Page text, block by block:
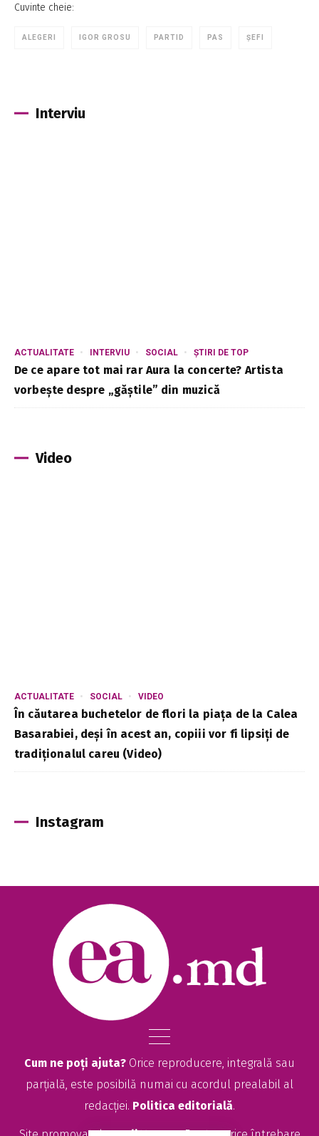
Cuvinte cheie:
ALEGERI IGOR GROSU PARTID PAS ȘEFI
Interviu
ACTUALITATE INTERVIU SOCIAL ȘTIRI DE TOP
De ce apare tot mai rar Aura la concerte? Artista
vorbește despre „găștile” din muzică
Video
ACTUALITATE SOCIAL VIDEO
În căutarea buchetelor de flori la piața de la Calea
Basarabiei, deși în acest an, copiii vor fi lipsiți de
tradiționalul careu (Video)
Instagram
Cum ne poți ajuta? Orice reproducere, integrală sau
parțială, este posibilă numai cu acordul prealabil al
redacției. Politica editorială.